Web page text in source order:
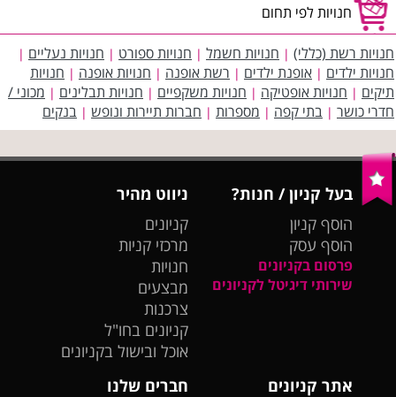
חנויות לפי תחום
חנויות רשת (כללי) | חנויות חשמל | חנויות ספורט | חנויות נעליים |
חנויות ילדים | אופנת ילדים | רשת אופנה | חנויות אופנה | חנויות
תיקים | חנויות אופטיקה | חנויות משקפיים | חנויות תבלינים | מכוני /
חדרי כושר | בתי קפה | מספרות | חברות תיירות ונופש | בנקים
בעל קניון / חנות?
הוסף קניון
הוסף עסק
פרסום בקניונים
שירותי דיגיטל לקניונים
ניווט מהיר
קניונים
מרכזי קניות
חנויות
מבצעים
צרכנות
קניונים בחו"ל
אוכל ובישול בקניונים
אתר קניונים
חברים שלנו